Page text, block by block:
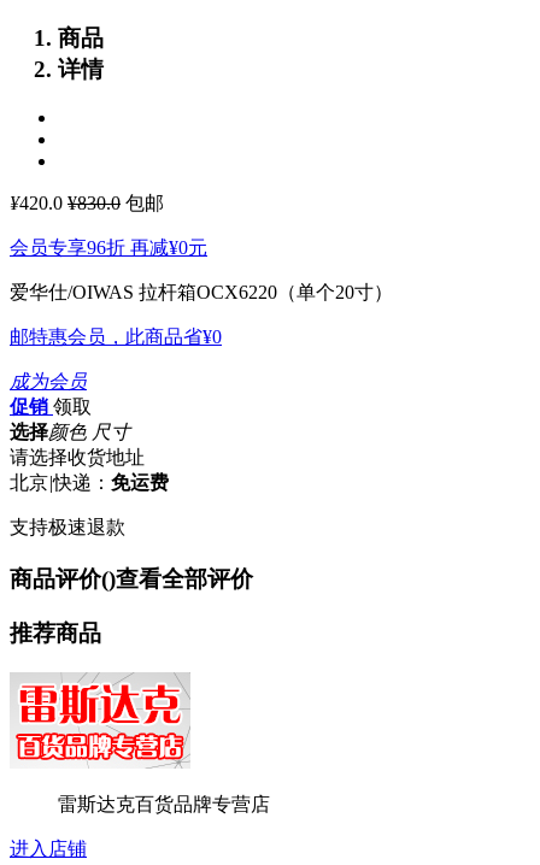
商品
详情
¥420.0 ¥830.0 包邮
会员专享96折 再减¥0元
爱华仕/OIWAS 拉杆箱OCX6220（单个20寸）
邮特惠会员，此商品省¥0
成为会员
促销 领取
选择颜色 尺寸
请选择收货地址
北京|快递： 免运费
支持极速退款
商品评价()查看全部评价
推荐商品
雷斯达克百货品牌专营店
进入店铺